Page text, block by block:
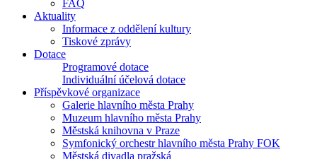
FAQ
Aktuality
Informace z oddělení kultury
Tiskové zprávy
Dotace
Programové dotace
Individuální účelová dotace
Příspěvkové organizace
Galerie hlavního města Prahy
Muzeum hlavního města Prahy
Městská knihovna v Praze
Symfonický orchestr hlavního města Prahy FOK
Městská divadla pražská